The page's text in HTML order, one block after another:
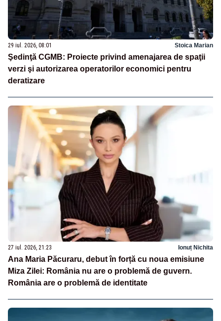
29 iul. 2026, 08:01 Stoica Marian
Şedinţă CGMB: Proiecte privind amenajarea de spaţii
verzi şi autorizarea operatorilor economici pentru
deratizare
27 iul. 2026, 21:23 Ionuț Nichita
Ana Maria Păcuraru, debut în forță cu noua emisiune
Miza Zilei: România nu are o problemă de guvern.
România are o problemă de identitate